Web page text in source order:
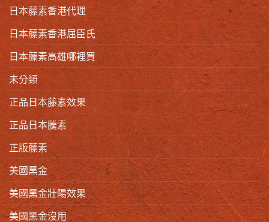
日本藤素香港代理
日本藤素香港屈臣氏
日本藤素高雄哪裡買
未分類
正品日本藤素效果
正品日本騰素
正版藤素
美國黑金
美國黑金壯陽效果
美國黑金沒用